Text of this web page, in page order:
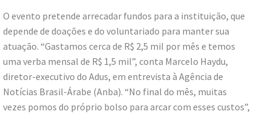
O evento pretende arrecadar fundos para a instituição, que
depende de doações e do voluntariado para manter sua
atuação. “Gastamos cerca de R$ 2,5 mil por mês e temos
uma verba mensal de R$ 1,5 mil”, conta Marcelo Haydu,
diretor-executivo do Adus, em entrevista à Agência de
Notícias Brasil-Árabe (Anba). “No final do mês, muitas
vezes pomos do próprio bolso para arcar com esses custos”,